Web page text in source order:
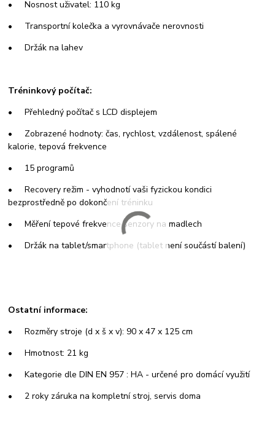
• Nosnost uživatel: 110 kg
• Transportní kolečka a vyrovnávače nerovnosti
• Držák na lahev
Tréninkový počítač:
• Přehledný počítač s LCD displejem
• Zobrazené hodnoty: čas, rychlost, vzdálenost, spálené
kalorie, tepová frekvence
• 15 programů
• Recovery režim - vyhodnotí vaši fyzickou kondici
bezprostředně po dokončení tréninku
• Měření tepové frekvence senzory na madlech
• Držák na tablet/smartphone (tablet není součástí balení)
Ostatní informace:
• Rozměry stroje (d x š x v): 90 x 47 x 125 cm
• Hmotnost: 21 kg
• Kategorie dle DIN EN 957 : HA - určené pro domácí využití
• 2 roky záruka na kompletní stroj, servis doma